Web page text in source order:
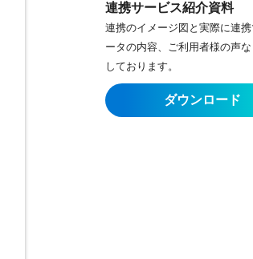
連携サービス紹介資料
連携のイメージ図と実際に連
ータの内容、ご利用者様の声
しております。